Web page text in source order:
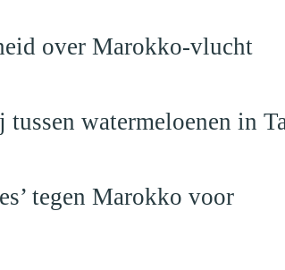
over Marokko-vlucht
watermeloenen in
tegen Marokko voor